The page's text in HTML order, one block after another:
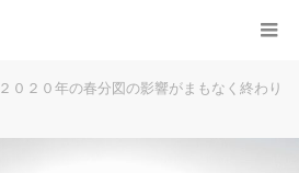
２０２０年の春分図の影響がまもなく終わり